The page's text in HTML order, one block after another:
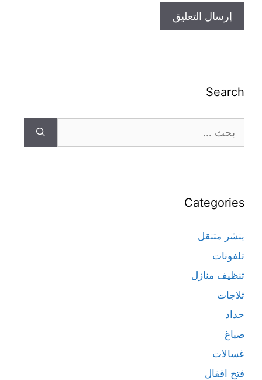
Search
Categories
بنشر متنقل
تلفونات
تنظيف منازل
ثلاجات
حداد
صباغ
غسالات
فتح اقفال